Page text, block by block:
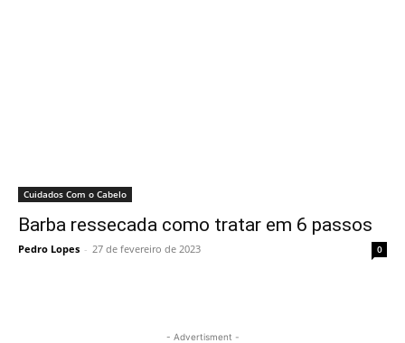
Cuidados Com o Cabelo
Barba ressecada como tratar em 6 passos
Pedro Lopes - 27 de fevereiro de 2023 0
- Advertisment -